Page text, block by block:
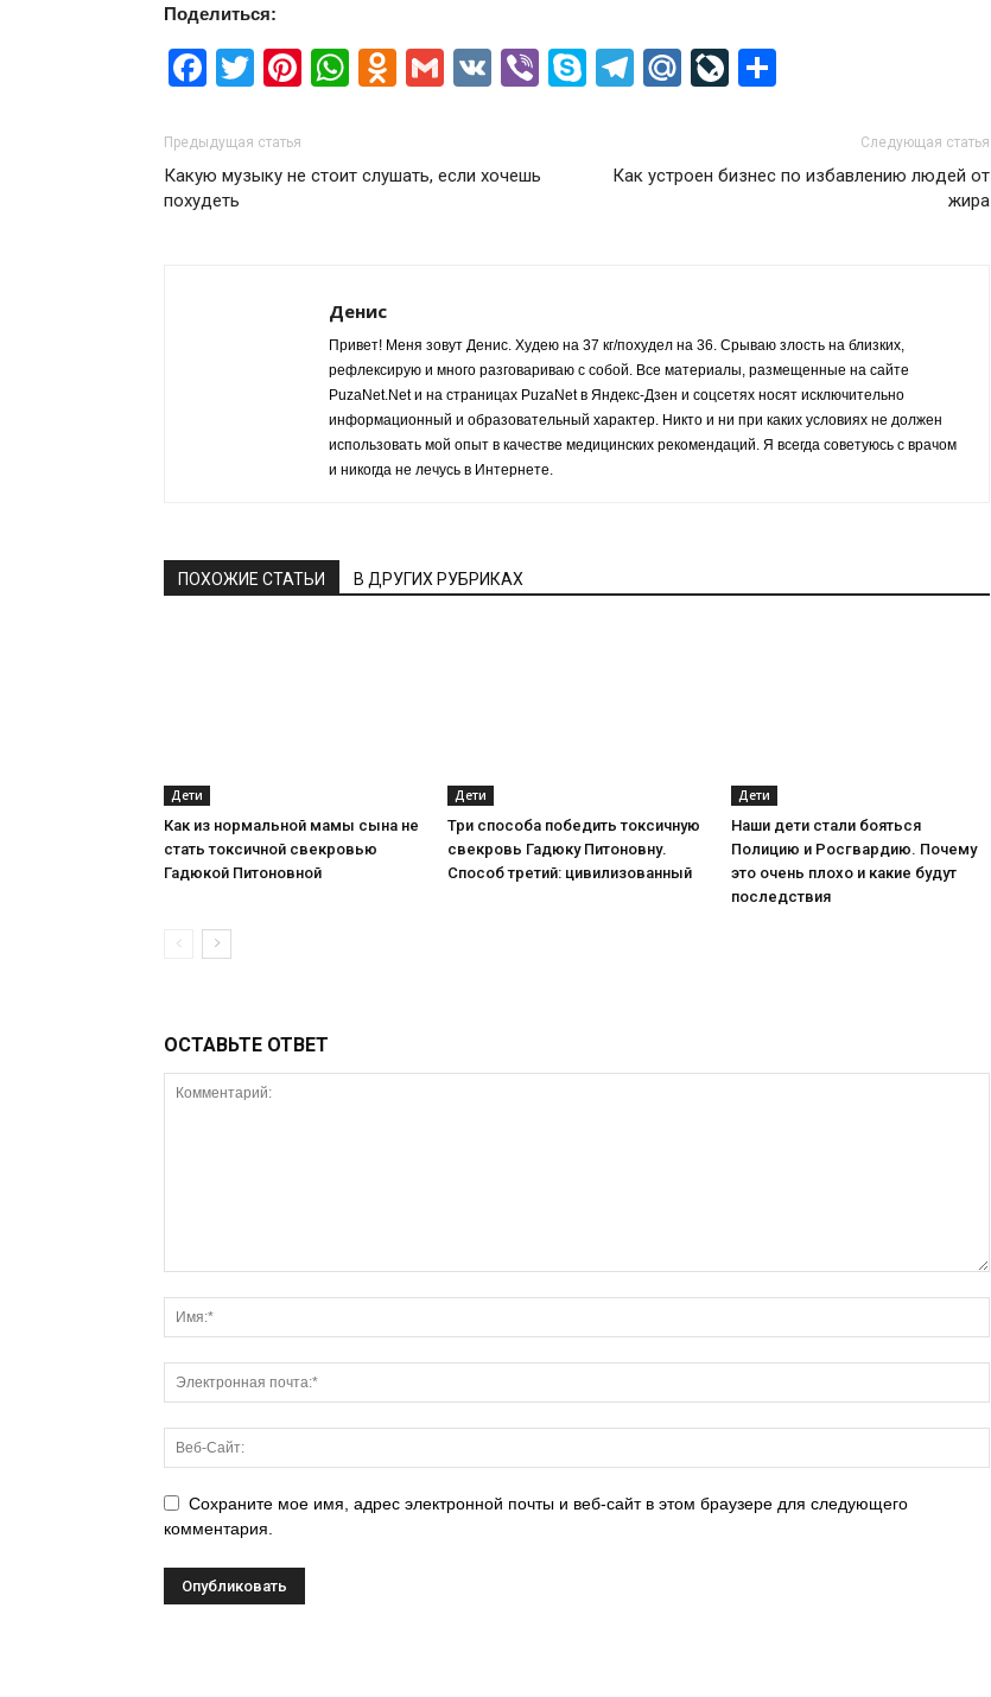
Поделиться:
Facebook
TwitterPinterest
WhatsApp
Odnoklassniki
Gmail
VK ViberSkypeTelegram
Mail.RuLiveJournal
Предыдущая статья
Какую музыку не стоит слушать, если хочешь
похудеть
Следующая статья
Как устроен бизнес по избавлению людей от
жира
Денис
Привет! Меня зовут Денис. Худею на 37 кг/похудел на 36. Срываю злость на близких,
рефлексирую и много разговариваю с собой. Все материалы, размещенные на сайте
PuzaNet.Net и на страницах PuzaNet в Яндекс-Дзен и соцсетях носят исключительно
информационный и образовательный характер. Никто и ни при каких условиях не должен
использовать мой опыт в качестве медицинских рекомендаций. Я всегда советуюсь с врачом
и никогда не лечусь в Интернете.
ПОХОЖИЕ СТАТЬИ В ДРУГИХ РУБРИКАХ
Дети
Как из нормальной мамы сына не
стать токсичной свекровью
Гадюкой Питоновной
Дети
Три способа победить токсичную
свекровь Гадюку Питоновну.
Способ третий: цивилизованный
Дети
Наши дети стали бояться
Полицию и Росгвардию. Почему
это очень плохо и какие будут
последствия
ОСТАВЬТЕ ОТВЕТ
Сохраните мое имя, адрес электронной почты и веб-сайт в этом браузере для следующего
комментария.